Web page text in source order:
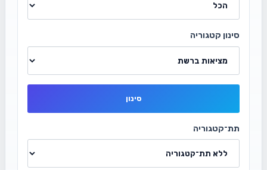
סינון קטגוריה
סינון
תת־קטגוריה